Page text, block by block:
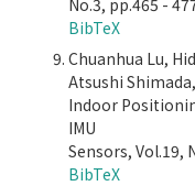
BibTeX
Chuanhua Lu,
Atsushi
Indoor
IMU
Sensors, Vol.19,
BibTeX